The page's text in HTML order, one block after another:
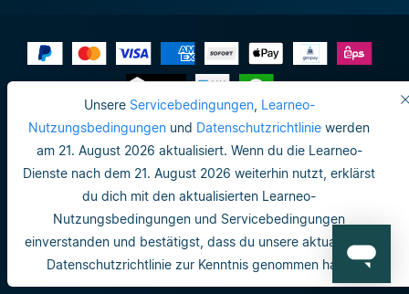
Unsere Servicebedingungen, Learneo-
Nutzungsbedingungen und Datenschutzrichtlinie werden
am 21. August 2026 aktualisiert. Wenn du die Learneo-
Dienste nach dem 21. August 2026 weiterhin nutzt, erklärst
du dich mit den aktualisierten Learneo-
Nutzungsbedingungen und Servicebedingungen
einverstanden und bestätigst, dass du unsere aktualisierte
Datenschutzrichtlinie zur Kenntnis genommen hast.
Impressum
Datenschutzrichtlinie
Do not sell or share my personal info
Nutzungsbedingungen
Datenschutzrichtlinie